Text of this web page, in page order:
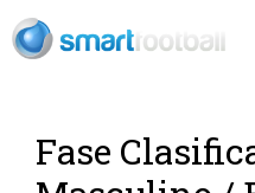
Fase